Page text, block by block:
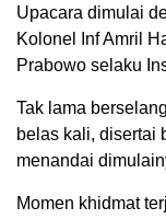
Upacara dimulai
Kolonel Inf Amril
Prabowo selaku
Tak lama
belas kali, disertai
menandai
Momen khidmat